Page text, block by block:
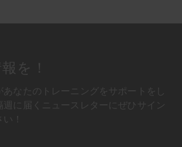
を！
なたのトレーニングをサポートをし
週に届くニュースレターにぜひサイン
！